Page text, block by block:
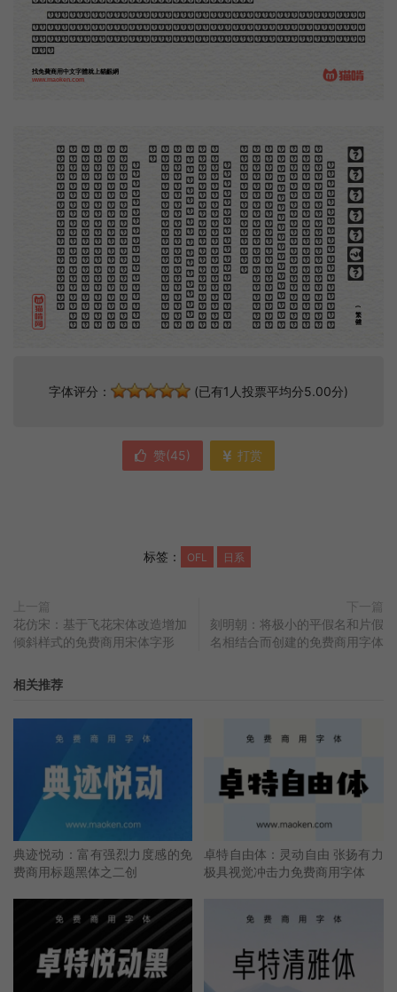
但是至今沒有一本講說木刻的書，這才是第一本。雖然稍簡略，卻已經給了讀者一個大意。由此發
展下去，路是廣大得很。題材會豐富起來的，技藝也會精煉起來的，採取新法，加以中國舊日之所長，
還有開出一條新的路徑來的希望。那時作者各將自己的本領和心得，貢獻出來，中國的木刻界就會發生
光焰。
找免費商用中文字體就上貓齦網
www.maoken.com
木刻創作法·序
地
不
問
東
西
，
凡
木
刻
的
圖
版
，
向
來
是
畫
管
畫，
刻
管
刻
，
印
管
印
的
。
中
國
用
得
最
早
，
而
照
例也
久
經
衰
退
；
清
光
緒
中
，
英
人
傅
蘭
雅
氏
編
印
《格
致
彙
編
》
，
插
圖
就
已
非
中
國
刻
工
所
能
刻
，
精細
的
必
需
由
英
國
運
了
圖
版
來
。
那
就
是
所
謂
「木
口
木
刻
」
，
也
即
「
複
製
木
刻
」
，
和
用
在
編
給印
度
人
讀
的
英
文
書
，
後
來
也
就
移
給
中
國
人
讀
的英
文
書
上
的
插
畫
，
是
同
類
的
。
那
時
我
還
是
一
個
兒
童
，
見
了
這
些
圖
，
便
震
驚於
它
的
精
工
活
潑
，
當
作
寶
貝
看
。
到
近
幾
年
，
才知
道
西
洋
還
有
一
種
由
畫
家
一
手
造
成
的
版
畫
，
也就
是
原
畫
，
倘
用
木
版
，
便
叫
作
「
創
作
木
刻」
，
是
藝
術
家
直
接
的
創
作
品
，
毫
不
假
手
於
刻
者和
印
者
的
。
現
在
我
們
所
要
紹
介
的
，
便
是
這
一
種
。
但
是
至
今
沒
有
一
本
講
說
木
刻
的
書
，
這
才
是
第一
本
。
雖
然
稍
簡
略
，
卻
已
經
給
了
讀
者
一
個
大
意。
由
此
發
展
下
去
，
路
是
廣
大
得
很
。
題
材
會
豐
富起
來
的
，
技
藝
也
會
精
煉
起
來
的
，
採
取
新
法
，
加以
中
國
舊
日
之
所
長
，
還
有
開
出
一
條
新
的
路
徑
來的
希
望
。
那
時
作
者
各
將
自
己
的
本
領
和
心
得
，
貢獻
出
來
，
中
國
的
木
刻
界
就
會
發
生
光
焰
。
(繁體)
字体评分： (已有1人投票平均分5.00分)
赞(45) 打赏
标签： OFL 日系
上一篇
花仿宋：基于飞花宋体改造增加
倾斜样式的免费商用宋体字形
下一篇
刻明朝：将极小的平假名和片假
名相结合而创建的免费商用字体
相关推荐
典迹悦动：富有强烈力度感的免
费商用标题黑体之二创
卓特自由体：灵动自由 张扬有力
极具视觉冲击力免费商用字体